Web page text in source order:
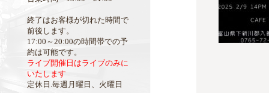
終了はお客様が切れた時間で
前後します。
17:00～20:00の時間帯での予
約は可能です。
ライブ開催日はライブのみに
いたします
定休日.毎週月曜日、火曜日